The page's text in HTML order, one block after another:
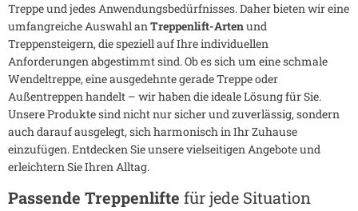
Treppe und jedes Anwendungsbedürfnisses. Daher bieten wir eine
umfangreiche Auswahl anTreppenlift-Artenund
Treppensteigern, die speziell auf Ihre individuellen
Anforderungen abgestimmt sind. Ob es sich um eine schmale
Wendeltreppe, eine ausgedehnte gerade Treppe oder
Außentreppen handelt – wir haben die ideale Lösung für Sie.
Unsere Produkte sind nicht nur sicher und zuverlässig, sondern
auch darauf ausgelegt, sich harmonisch in Ihr Zuhause
einzufügen. Entdecken Sie unsere vielseitigen Angebote und
erleichtern Sie Ihren Alltag.
Passende Treppenlifte für jede Situation